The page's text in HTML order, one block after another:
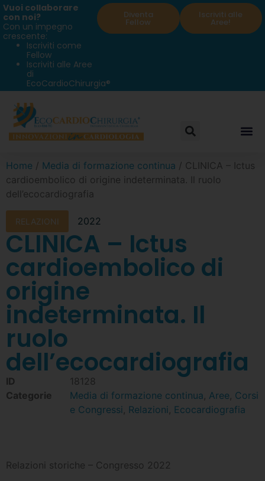
Vuoi collaborare
con noi?
Con un impegno
crescente:
Iscriviti come
Fellow
Iscriviti alle Aree
di
EcoCardioChirurgia®
Diventa
Fellow
Iscriviti alle
Aree!
Home / Media di formazione continua / CLINICA – Ictus
cardioembolico di origine indeterminata. Il ruolo
dell’ecocardiografia
RELAZIONI 2022
CLINICA – Ictus
cardioembolico di
origine
indeterminata. Il
ruolo
dell’ecocardiografia
ID
18128
Categorie
Media di formazione continua, Aree, Corsi
e Congressi, Relazioni, Ecocardiografia
Relazioni storiche – Congresso 2022